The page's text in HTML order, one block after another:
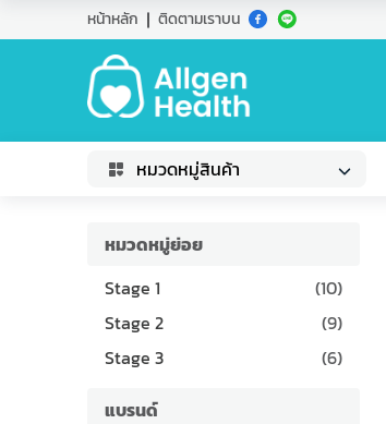
หน้าหลัก ติดตามเราบน
หมวดหมู่สินค้า
หมวดหมู่ย่อย
Stage 1
(10)
Stage 2
(9)
Stage 3
(6)
แบรนด์